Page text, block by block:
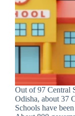
Out of 97 Central
Odisha, about 37
Schools have